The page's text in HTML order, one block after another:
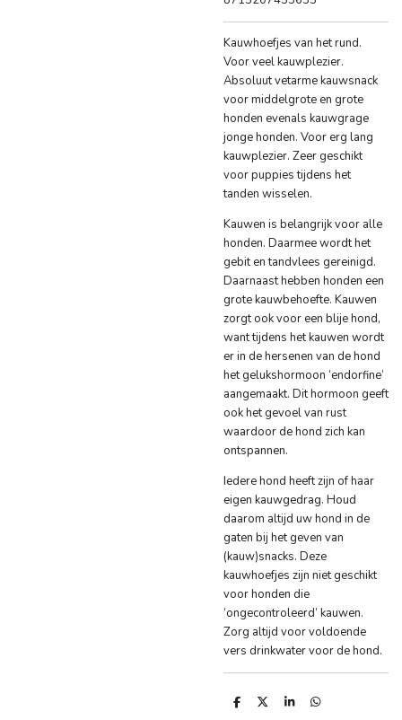
Kauwhoefjes van het rund.
Voor veel kauwplezier.
Absoluut vetarme kauwsnack
voor middelgrote en grote
honden evenals kauwgrage
jonge honden. Voor erg lang
kauwplezier. Zeer geschikt
voor puppies tijdens het
tanden wisselen.
Kauwen is belangrijk voor alle
honden. Daarmee wordt het
gebit en tandvlees gereinigd.
Daarnaast hebben honden een
grote kauwbehoefte. Kauwen
zorgt ook voor een blije hond,
want tijdens het kauwen wordt
er in de hersenen van de hond
het gelukshormoon ‘endorfine’
aangemaakt. Dit hormoon geeft
ook het gevoel van rust
waardoor de hond zich kan
ontspannen.
Iedere hond heeft zijn of haar
eigen kauwgedrag. Houd
daarom altijd uw hond in de
gaten bij het geven van
(kauw)snacks. Deze
kauwhoefjes zijn niet geschikt
voor honden die
‘ongecontroleerd’ kauwen.
Zorg altijd voor voldoende
vers drinkwater voor de hond.
D
D
S
D